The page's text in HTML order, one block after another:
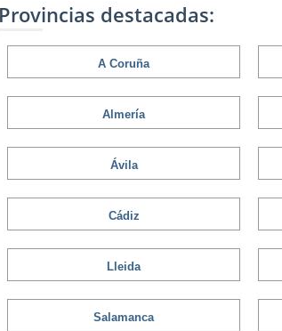
Provincias destacadas:
A Coruña
Almería
Ávila
Cádiz
Lleida
Salamanca